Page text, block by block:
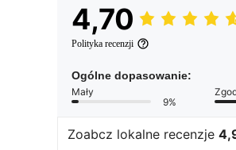
4,70
Polityka recenzji
Ogólne dopasowanie:
Mały
9%
Zoabcz lokalne recenzje